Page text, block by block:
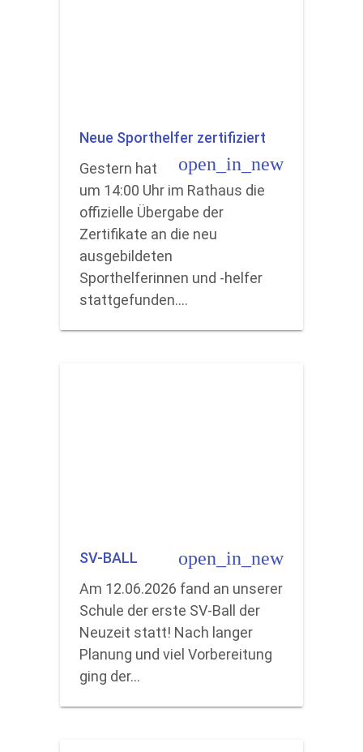
Neue Sporthelfer zertifiziert
open_in_new
Gestern hat
um 14:00 Uhr im Rathaus die
offizielle Übergabe der
Zertifikate an die neu
ausgebildeten
Sporthelferinnen und -helfer
stattgefunden.…
SV-BALL open_in_new
Am 12.06.2026 fand an unserer
Schule der erste SV-Ball der
Neuzeit statt! Nach langer
Planung und viel Vorbereitung
ging der…